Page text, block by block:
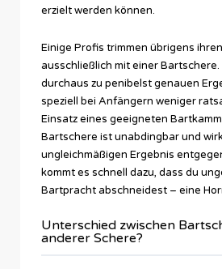
erzielt werden können.
Einige Profis trimmen übrigens
ausschließlich mit einer
durchaus zu penibelst genauen
speziell bei Anfängern weniger
Einsatz eines geeigneten
Bartschere ist unabdingbar und
ungleichmäßigen Ergebnis
kommt es schnell dazu, dass du
Bartpracht abschneidest – eine
Unterschied zwischen
anderer Schere?